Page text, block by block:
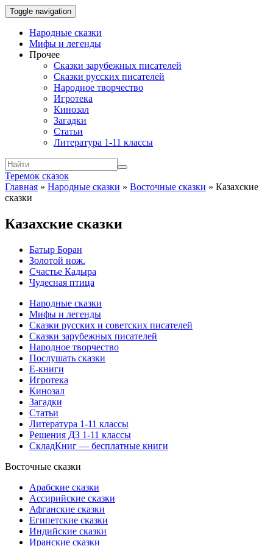
Toggle navigation
Народные сказки
Мифы и легенды
Прочее
Сказки зарубежных писателей
Сказки русских писателей
Народное творчество
Игротека
Кинозал
Загадки
Статьи
Литература 1-11 классы
Теремок сказок
Главная » Народные сказки » Восточные сказки » Казахские
сказки
Казахские сказки
Батыр Боран
Золотой нож.
Счастье Кадыра
Чудесная птица
Народные сказки
Мифы и легенды
Сказки русских и советских писателей
Сказки зарубежных писателей
Народное творчество
Послушать сказки
Е-книги
Игротека
Кинозал
Загадки
Статьи
Литература 1-11 классы
Решения ДЗ 1-11 классы
СкладКниг — бесплатные книги
Восточные сказки
Арабские сказки
Ассирийские сказки
Афганские сказки
Египетские сказки
Индийские сказки
Иранские сказки